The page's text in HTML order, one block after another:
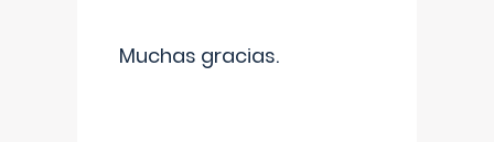
Muchas gracias.